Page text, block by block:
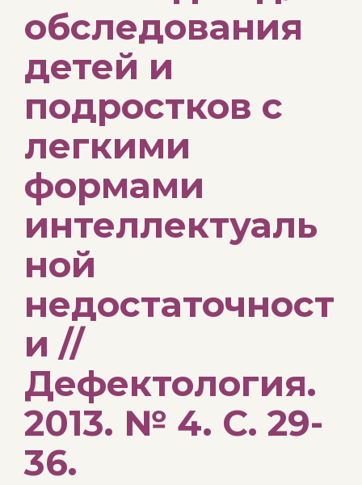
обследования
детей и
подростков с
легкими
формами
интеллектуаль
ной
недостаточност
и //
Дефектология.
2013. № 4. С. 29-
36.